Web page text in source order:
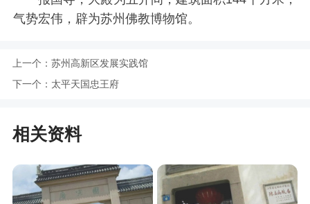
气势宏伟，辟为苏州佛教博物馆。
上一个： 苏州高新区发展实践馆
下一个： 太平天国忠王府
相关资料